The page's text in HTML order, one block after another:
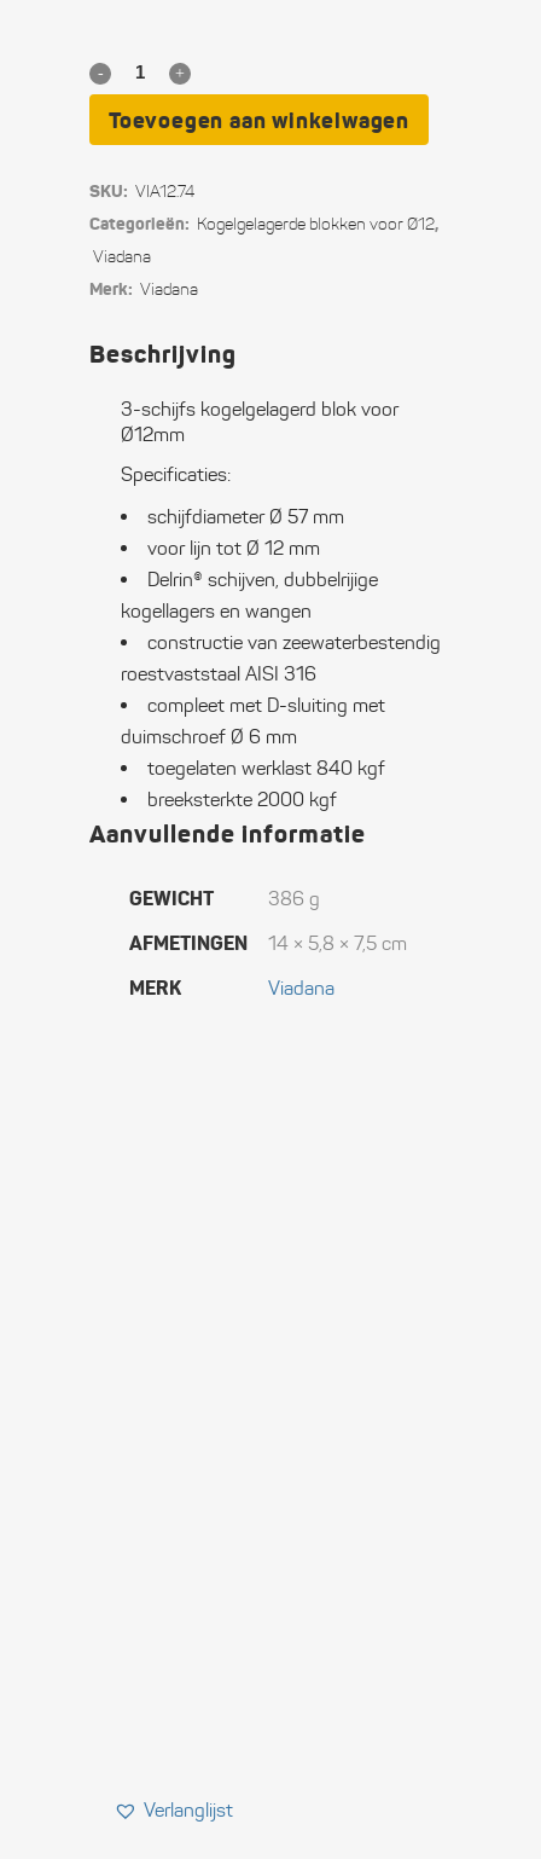
3-
schijfs
blok
voor
Ø12mm
quantity
Toevoegen aan winkelwagen
SKU: VIA12.74
Categorieën: Kogel­gelagerde blokken voor Ø12,
Viadana
Merk: Viadana
Beschrijving
3-schijfs kogelgelagerd blok voor
Ø12mm
Specificaties:
schijfdiameter Ø 57 mm
voor lijn tot Ø 12 mm
Delrin® schijven, dubbelrijige
kogellagers en wangen
constructie van zeewaterbestendig
roestvaststaal AISI 316
compleet met D-sluiting met
duimschroef Ø 6 mm
toegelaten werklast 840 kgf
breeksterkte 2000 kgf
Aanvullende informatie
GEWICHT 386 g
AFMETINGEN 14 × 5,8 × 7,5 cm
MERK Viadana